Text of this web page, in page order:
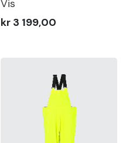
Vis
kr 3 199,00